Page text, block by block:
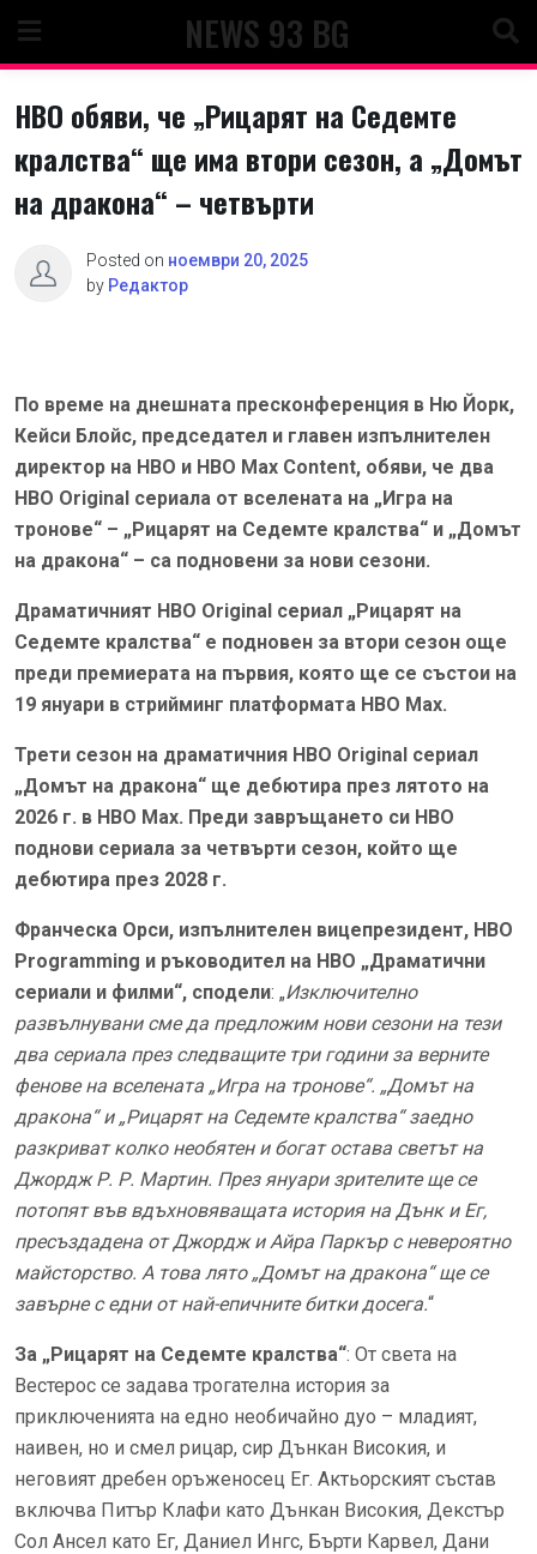
content
NEWS 93 BG
HBO обяви, че „Рицарят на Седемте
кралства“ ще има втори сезон, а „Домът
на дракона“ – четвърти
Posted on ноември 20, 2025
by Редактор
По време на днешната пресконференция в Ню Йорк,
Кейси Блойс, председател и главен изпълнителен
директор на HBO и HBO Max Content, обяви, че два
HBO Original сериала от вселената на „Игра на
тронове“ – „Рицарят на Седемте кралства“ и „Домът
на дракона“ – са подновени за нови сезони.
Драматичният HBO Original сериал „Рицарят на
Седемте кралства“ е подновен за втори сезон още
преди премиерата на първия, която ще се състои на
19 януари в стрийминг платформата HBO Max.
Трети сезон на драматичния HBO Original сериал
„Домът на дракона“ ще дебютира през лятото на
2026 г. в HBO Max. Преди завръщането си HBO
поднови сериала за четвърти сезон, който ще
дебютира през 2028 г.
Франческа Орси, изпълнителен вицепрезидент, HBO
Programming и ръководител на HBO „Драматични
сериали и филми“, сподели: „Изключително
развълнувани сме да предложим нови сезони на тези
два сериала през следващите три години за верните
фенове на вселената „Игра на тронове“. „Домът на
дракона“ и „Рицарят на Седемте кралства“ заедно
разкриват колко необятен и богат остава светът на
Джордж Р. Р. Мартин. През януари зрителите ще се
потопят във вдъхновяващата история на Дънк и Ег,
пресъздадена от Джордж и Айра Паркър с невероятно
майсторство. А това лято „Домът на дракона“ ще се
завърне с едни от най-епичните битки досега.“
За „Рицарят на Седемте кралства“: От света на
Вестерос се задава трогателна история за
приключенията на едно необичайно дуо – младият,
наивен, но и смел рицар, сир Дънкан Високия, и
неговият дребен оръженосец Ег. Актьорският състав
включва Питър Клафи като Дънкан Високия, Декстър
Сол Ансел като Ег, Даниел Ингс, Бърти Карвел, Дани